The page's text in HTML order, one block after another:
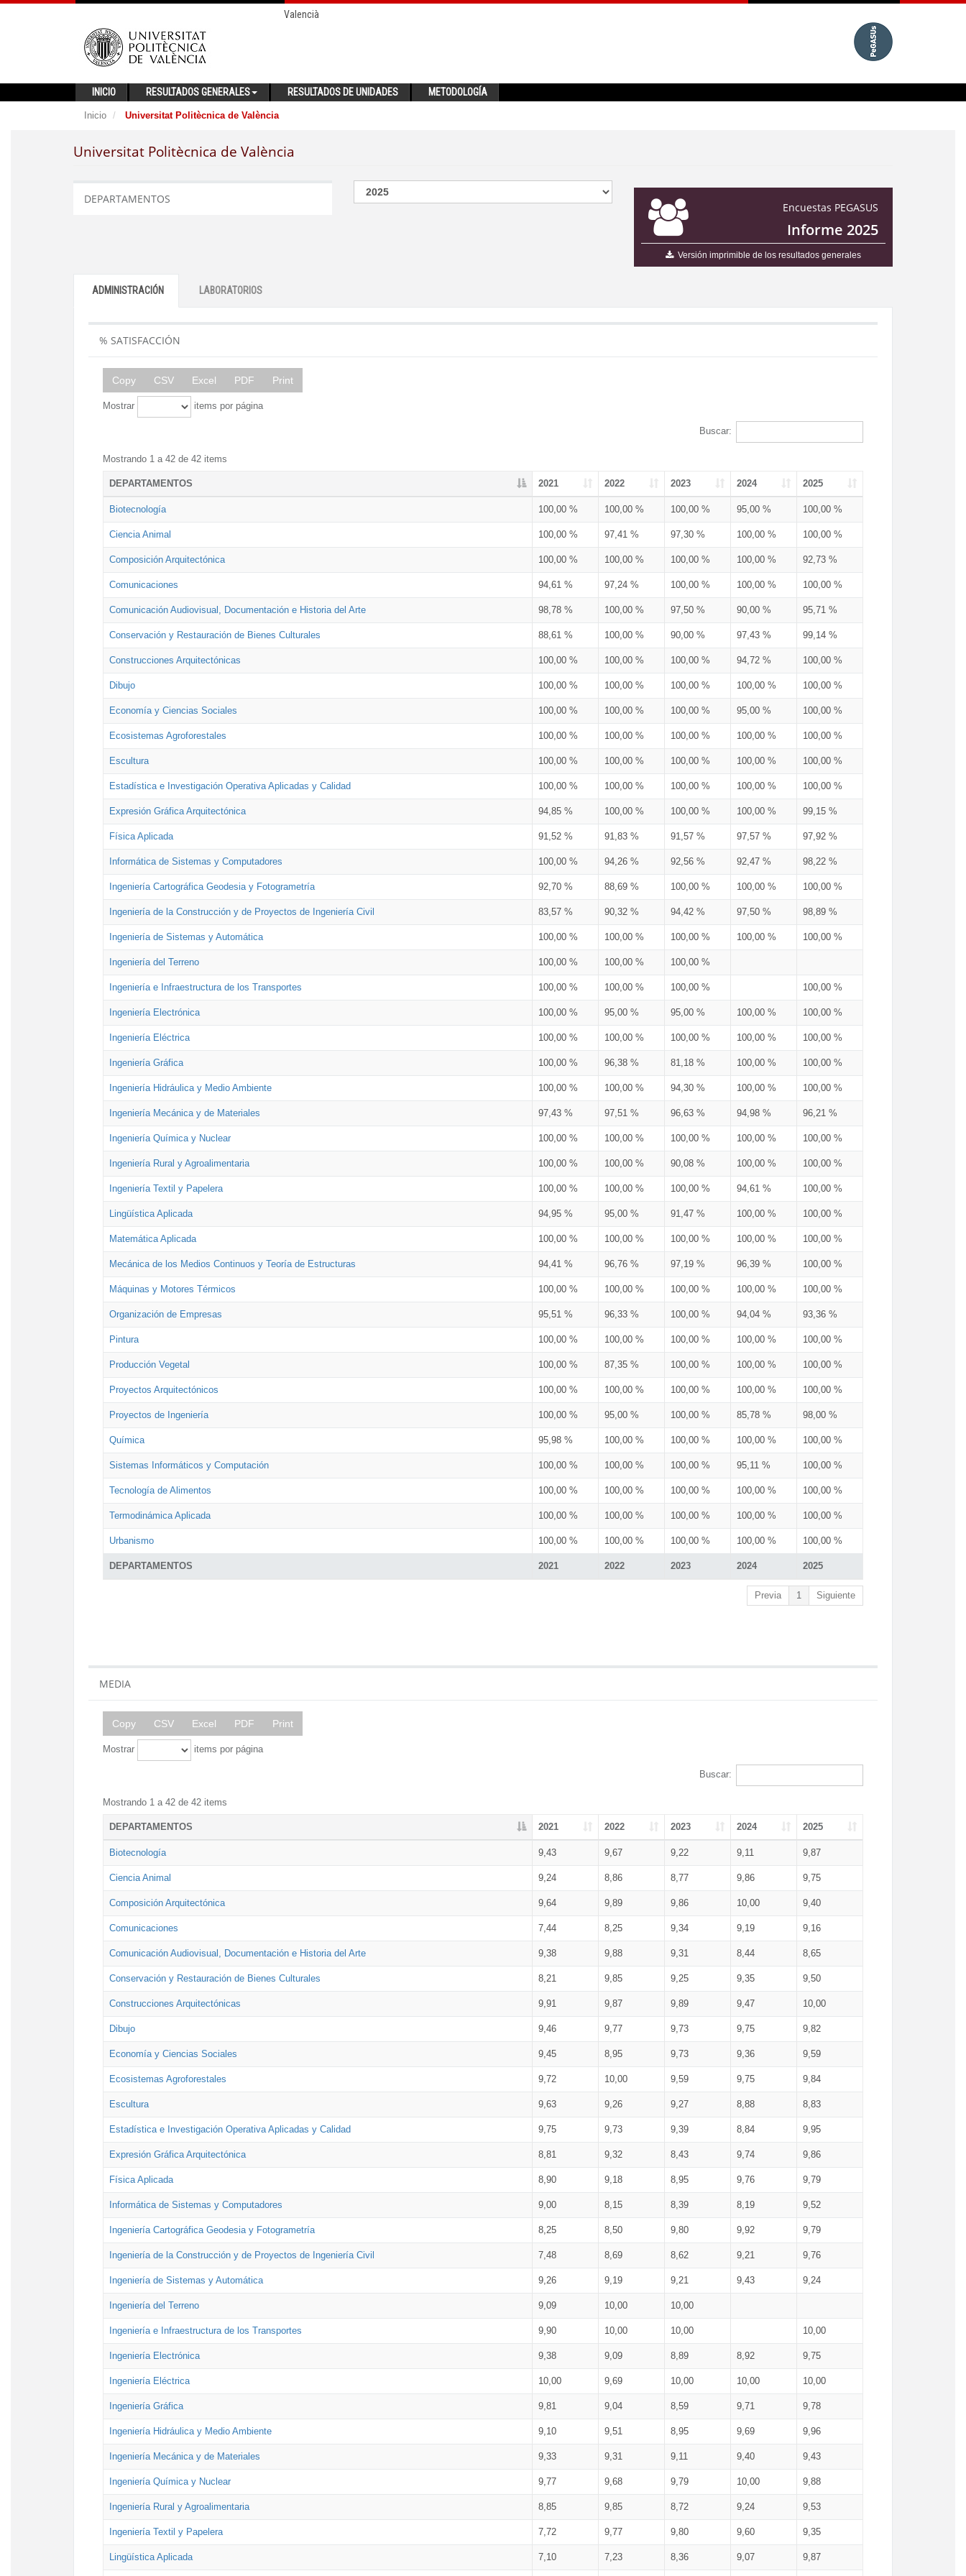
Valencià
INICIO RESULTADOS GENERALES RESULTADOS DE UNIDADES METODOLOGÍA
Inicio Universitat Politècnica de València
Universitat Politècnica de València
Encuestas PEGASUS
Informe 2025
Versión imprimible de los resultados generales
DEPARTAMENTOS
ADMINISTRACIÓN LABORATORIOS
% SATISFACCIÓN
Copy CSV Excel PDF Print
Mostrar items por página
Buscar:
Mostrando 1 a 42 de 42 items
DEPARTAMENTOS 2021 2022 2023 2024 2025
DEPARTAMENTOS 2021 2022 2023 2024 2025
Biotecnología 100,00 % 100,00 % 100,00 % 95,00 % 100,00 %
Ciencia Animal 100,00 % 97,41 % 97,30 % 100,00 % 100,00 %
Composición Arquitectónica 100,00 % 100,00 % 100,00 % 100,00 % 92,73 %
Comunicaciones 94,61 % 97,24 % 100,00 % 100,00 % 100,00 %
Comunicación Audiovisual, Documentación e Historia del Arte 98,78 % 100,00 % 97,50 % 90,00 % 95,71 %
Conservación y Restauración de Bienes Culturales 88,61 % 100,00 % 90,00 % 97,43 % 99,14 %
Construcciones Arquitectónicas 100,00 % 100,00 % 100,00 % 94,72 % 100,00 %
Dibujo 100,00 % 100,00 % 100,00 % 100,00 % 100,00 %
Economía y Ciencias Sociales 100,00 % 100,00 % 100,00 % 95,00 % 100,00 %
Ecosistemas Agroforestales 100,00 % 100,00 % 100,00 % 100,00 % 100,00 %
Escultura 100,00 % 100,00 % 100,00 % 100,00 % 100,00 %
Estadística e Investigación Operativa Aplicadas y Calidad 100,00 % 100,00 % 100,00 % 100,00 % 100,00 %
Expresión Gráfica Arquitectónica 94,85 % 100,00 % 100,00 % 100,00 % 99,15 %
Física Aplicada 91,52 % 91,83 % 91,57 % 97,57 % 97,92 %
Informática de Sistemas y Computadores 100,00 % 94,26 % 92,56 % 92,47 % 98,22 %
Ingeniería Cartográfica Geodesia y Fotogrametría 92,70 % 88,69 % 100,00 % 100,00 % 100,00 %
Ingeniería de la Construcción y de Proyectos de Ingeniería Civil 83,57 % 90,32 % 94,42 % 97,50 % 98,89 %
Ingeniería de Sistemas y Automática 100,00 % 100,00 % 100,00 % 100,00 % 100,00 %
Ingeniería del Terreno 100,00 % 100,00 % 100,00 %
Ingeniería e Infraestructura de los Transportes 100,00 % 100,00 % 100,00 % 100,00 %
Ingeniería Electrónica 100,00 % 95,00 % 95,00 % 100,00 % 100,00 %
Ingeniería Eléctrica 100,00 % 100,00 % 100,00 % 100,00 % 100,00 %
Ingeniería Gráfica 100,00 % 96,38 % 81,18 % 100,00 % 100,00 %
Ingeniería Hidráulica y Medio Ambiente 100,00 % 100,00 % 94,30 % 100,00 % 100,00 %
Ingeniería Mecánica y de Materiales 97,43 % 97,51 % 96,63 % 94,98 % 96,21 %
Ingeniería Química y Nuclear 100,00 % 100,00 % 100,00 % 100,00 % 100,00 %
Ingeniería Rural y Agroalimentaria 100,00 % 100,00 % 90,08 % 100,00 % 100,00 %
Ingeniería Textil y Papelera 100,00 % 100,00 % 100,00 % 94,61 % 100,00 %
Lingüística Aplicada 94,95 % 95,00 % 91,47 % 100,00 % 100,00 %
Matemática Aplicada 100,00 % 100,00 % 100,00 % 100,00 % 100,00 %
Mecánica de los Medios Continuos y Teoría de Estructuras 94,41 % 96,76 % 97,19 % 96,39 % 100,00 %
Máquinas y Motores Térmicos 100,00 % 100,00 % 100,00 % 100,00 % 100,00 %
Organización de Empresas 95,51 % 96,33 % 100,00 % 94,04 % 93,36 %
Pintura 100,00 % 100,00 % 100,00 % 100,00 % 100,00 %
Producción Vegetal 100,00 % 87,35 % 100,00 % 100,00 % 100,00 %
Proyectos Arquitectónicos 100,00 % 100,00 % 100,00 % 100,00 % 100,00 %
Proyectos de Ingeniería 100,00 % 95,00 % 100,00 % 85,78 % 98,00 %
Química 95,98 % 100,00 % 100,00 % 100,00 % 100,00 %
Sistemas Informáticos y Computación 100,00 % 100,00 % 100,00 % 95,11 % 100,00 %
Tecnología de Alimentos 100,00 % 100,00 % 100,00 % 100,00 % 100,00 %
Termodinámica Aplicada 100,00 % 100,00 % 100,00 % 100,00 % 100,00 %
Urbanismo 100,00 % 100,00 % 100,00 % 100,00 % 100,00 %
Previa 1 Siguiente
MEDIA
Copy CSV Excel PDF Print
Mostrar items por página
Buscar:
Mostrando 1 a 42 de 42 items
DEPARTAMENTOS 2021 2022 2023 2024 2025
Biotecnología 9,43 9,67 9,22 9,11 9,87
Ciencia Animal 9,24 8,86 8,77 9,86 9,75
Composición Arquitectónica 9,64 9,89 9,86 10,00 9,40
Comunicaciones 7,44 8,25 9,34 9,19 9,16
Comunicación Audiovisual, Documentación e Historia del Arte 9,38 9,88 9,31 8,44 8,65
Conservación y Restauración de Bienes Culturales 8,21 9,85 9,25 9,35 9,50
Construcciones Arquitectónicas 9,91 9,87 9,89 9,47 10,00
Dibujo 9,46 9,77 9,73 9,75 9,82
Economía y Ciencias Sociales 9,45 8,95 9,73 9,36 9,59
Ecosistemas Agroforestales 9,72 10,00 9,59 9,75 9,84
Escultura 9,63 9,26 9,27 8,88 8,83
Estadística e Investigación Operativa Aplicadas y Calidad 9,75 9,73 9,39 8,84 9,95
Expresión Gráfica Arquitectónica 8,81 9,32 8,43 9,74 9,86
Física Aplicada 8,90 9,18 8,95 9,76 9,79
Informática de Sistemas y Computadores 9,00 8,15 8,39 8,19 9,52
Ingeniería Cartográfica Geodesia y Fotogrametría 8,25 8,50 9,80 9,92 9,79
Ingeniería de la Construcción y de Proyectos de Ingeniería Civil 7,48 8,69 8,62 9,21 9,76
Ingeniería de Sistemas y Automática 9,26 9,19 9,21 9,43 9,24
Ingeniería del Terreno 9,09 10,00 10,00
Ingeniería e Infraestructura de los Transportes 9,90 10,00 10,00 10,00
Ingeniería Electrónica 9,38 9,09 8,89 8,92 9,75
Ingeniería Eléctrica 10,00 9,69 10,00 10,00 10,00
Ingeniería Gráfica 9,81 9,04 8,59 9,71 9,78
Ingeniería Hidráulica y Medio Ambiente 9,10 9,51 8,95 9,69 9,96
Ingeniería Mecánica y de Materiales 9,33 9,31 9,11 9,40 9,43
Ingeniería Química y Nuclear 9,77 9,68 9,79 10,00 9,88
Ingeniería Rural y Agroalimentaria 8,85 9,85 8,72 9,24 9,53
Ingeniería Textil y Papelera 7,72 9,77 9,80 9,60 9,35
Lingüística Aplicada 7,10 7,23 8,36 9,07 9,87